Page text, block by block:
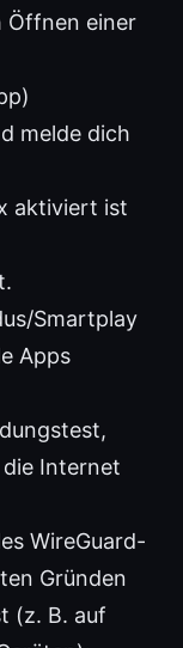
Öffnen einer
melde dich
aktiviert ist
Smartplay
Apps
Internet
WireGuard-
Gründen
(z. B. auf